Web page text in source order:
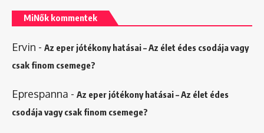
MiNők kommentek
Ervin - Az eper jótékony hatásai – Az élet édes csodája vagy
csak finom csemege?
Eprespanna - Az eper jótékony hatásai – Az élet édes
csodája vagy csak finom csemege?